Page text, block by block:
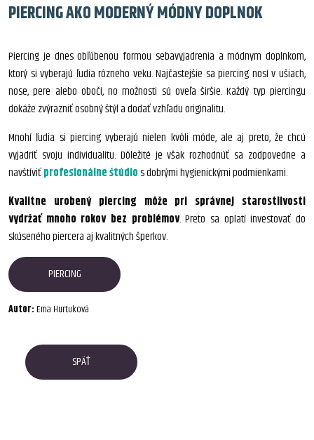
PIERCING AKO MODERNÝ MÓDNY DOPLNOK
Piercing je dnes obľúbenou formou sebavyjadrenia a módnym doplnkom,
ktorý si vyberajú ľudia rôzneho veku. Najčastejšie sa piercing nosí v ušiach,
nose, pere alebo obočí, no možnosti sú oveľa širšie. Každý typ piercingu
dokáže zvýrazniť osobný štýl a dodať vzhľadu originalitu.
Mnohí ľudia si piercing vyberajú nielen kvôli móde, ale aj preto, že chcú
vyjadriť svoju individualitu. Dôležité je však rozhodnúť sa zodpovedne a
navštíviťprofesionálne štúdios dobrými hygienickými podmienkami.
Kvalitne urobený piercing môže pri správnej starostlivosti
vydržať mnoho rokov bez problémov. Preto sa oplatí investovať do
skúseného piercera aj kvalitných šperkov.
PIERCING
Autor: Ema Hurtuková
SPÄŤ